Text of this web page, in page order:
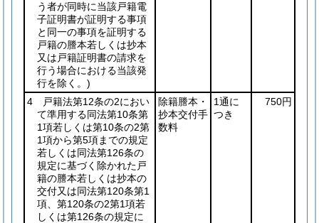
う者が同時に当該戸籍電
子証明書が証明する事項
と同一の事項を証明する
戸籍の謄本若しくは抄本
又は戸籍証明書の請求を
行う場合における当該発
行を除く。)
4 戸籍法第12条の2におい
て準用する同法第10条第
1項若しくは第10条の2第
1項から第5項までの規定
若しくは同法第126条の
規定に基づく除かれた戸
籍の謄本若しくは抄本の
交付又は同法第120条第1
項、第120条の2第1項若
しくは第126条の規定に
除籍謄本・
抄本交付手
数料
1通に
つき
750円